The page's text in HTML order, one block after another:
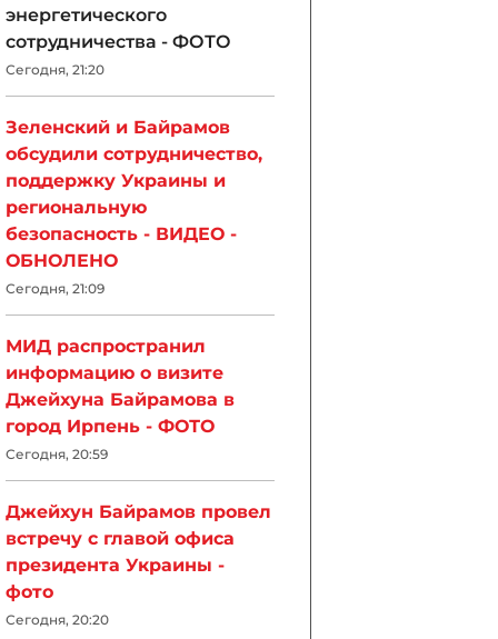
энергетического
сотрудничества - ФОТО
Сегодня, 21:20
Зеленский и Байрамов
обсудили сотрудничество,
поддержку Украины и
региональную
безопасность - ВИДЕО -
ОБНОЛЕНО
Сегодня, 21:09
МИД распространил
информацию о визите
Джейхуна Байрамова в
город Ирпень - ФОТО
Сегодня, 20:59
Джейхун Байрамов провел
встречу с главой офиса
президента Украины -
фото
Сегодня, 20:20